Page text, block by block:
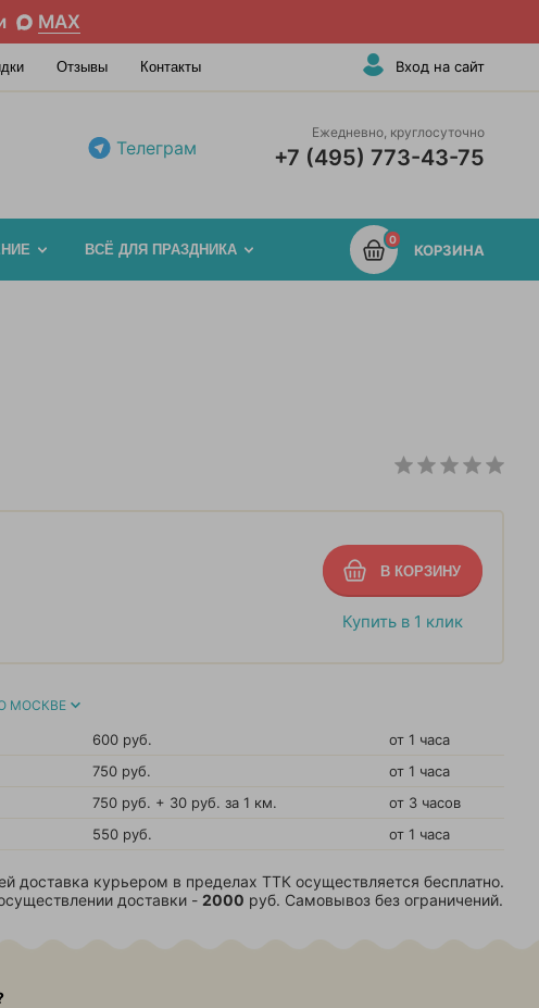
MAX
Отзывы Контакты Вход на сайт
Телеграм
Ежедневно, круглосуточно
+7 (495) 773-43-75
0
КОРЗИНА
ВСЁ ДЛЯ ПРАЗДНИКА
Купить в 1 клик
МОСКВЕ
600 руб.
от 1 часа
750 руб.
от 1 часа
750 руб. + 30 руб. за 1 км.
от 3 часов
550 руб. от 1 часа
доставка курьером в пределах ТТК осуществляется бесплатно.
доставки - 2000 руб. Самовывоз без ограничений.